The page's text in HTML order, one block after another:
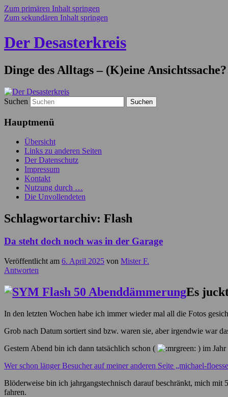
Zum primären Inhalt springen
Zum sekundären Inhalt springen
Der Desasterkreis
Dinge des Alltags – (K)eine Ansichtssache?
Suchen
Hauptmenü
Übersicht
Links zu anderen Seiten
Der Datenschutz
Impressum
Kontakt
Nutzung durch …
Die Unvollendeten
Schlagwortarchiv: Flash
Da steht doch noch was in der Garage
Veröffentlicht am 6. April 2025 von Mister F.
Antworten
Es
In den letzten Wochen habe ich immer wieder mal all die Fotos
Grob nach Datum sortiert sind bzw. waren sie, aber irgendwie war
Gestern Abend bin ich dann tatsächlich schon (
) im
Wer schon länger Besucher auf meiner anderen Seite „michael-
Blöderweise bin ich jahrgangstechnisch darauf beschränkt, mich
fahren.